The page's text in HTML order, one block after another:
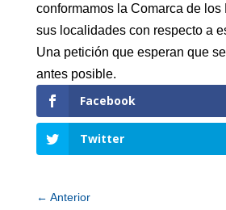
conformamos la Comarca de los
sus localidades con respecto a
Una petición que esperan que
antes posible.
Facebook
Twitter
← Anterior